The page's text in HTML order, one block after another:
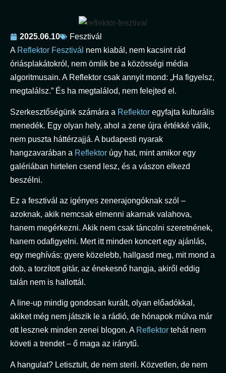
2025.06.10
Fesztivál
A Reflektor Fesztivál nem kiabál, nem kacsint rád
óriásplakátokról, nem ömlik be a közösségi média
algoritmusain. A Reflektor csak annyit mond: „Ha figyelsz,
megtalálsz.” És ha megtalálod, nem felejted el.
Szerkesztőségünk számára a Reflektor egyfajta kulturális
menedék. Egy olyan hely, ahol a zene újra értékké válik,
nem puszta háttérzajjá. A budapesti nyarak
hangzavarában a Reflektor úgy hat, mint amikor egy
galériában hirtelen csend lesz, és a vászon elkezd
beszélni.
Ez a fesztivál az igényes zenerajongóknak szól –
azoknak, akik nemcsak elmenni akarnak valahova,
hanem megérkezni. Akik nem csak táncolni szeretnének,
hanem odafigyelni. Mert itt minden koncert egy ajánlás,
egy meghívás: gyere közelebb, hallgasd meg, mit mond a
dob, a torzított gitár, az énekesnő hangja, akiről eddig
talán nem is hallottál.
A line-up mindig gondosan kurált, olyan előadókkal,
akiket még nem játszik le a rádió, de hónapok múlva már
ott lesznek minden zenei blogon. A Reflektor tehát nem
követi a trendet – ő maga az iránytű.
A hangulat? Letisztult, de nem steril. Közvetlen, de nem